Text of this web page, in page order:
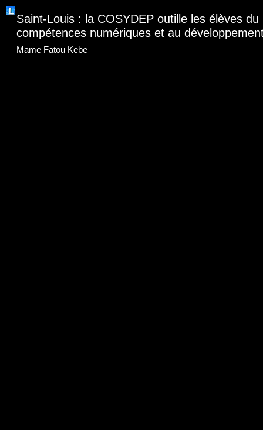
Saint-Louis : la COSYDEP outille les élèves
compétences numériques et au
Mame Fatou Kebe